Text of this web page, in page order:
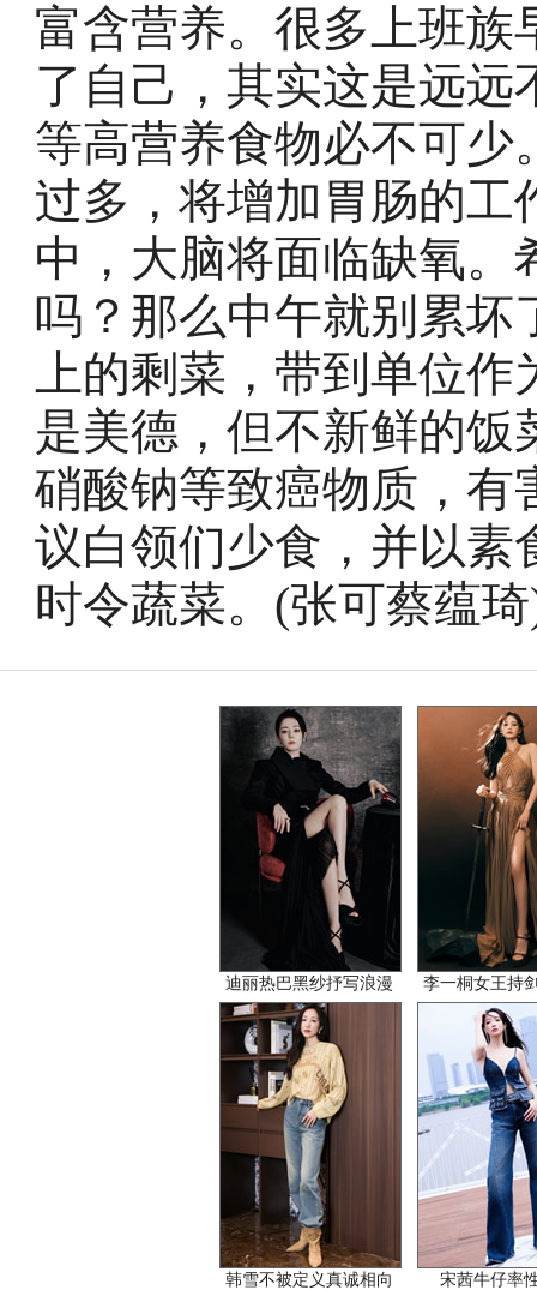
富含营养。很多上班族
了自己，其实这是远
等高营养食物必不可少
过多，将增加胃肠的工
中，大脑将面临缺氧
吗？那么中午就别累坏
上的剩菜，带到单位作
是美德，但不新鲜的
硝酸钠等致癌物质，有
议白领们少食，并以素
时令蔬菜。(张可蔡蕴
迪丽热巴黑纱抒写浪漫 李一桐女王持
韩雪不被定义真诚相向 宋茜牛仔率